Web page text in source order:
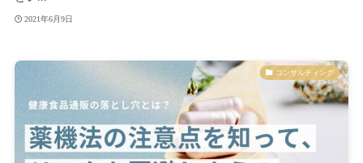
2021年6月9日
コンサルティング